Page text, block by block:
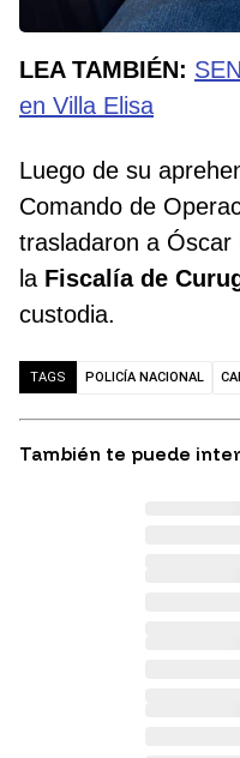
LEA TAMBIÉN:
en Villa Elisa
Luego de su
Comando de
trasladaron a
la Fiscalía de
custodia.
TAGS POLICÍA NACIONAL
También te puede